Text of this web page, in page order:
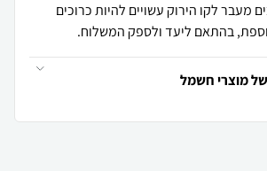
מעבר לקו הירוק עשויים להיות כרוכים
בהתאם ליעד ולספק המשלוח.
של מוצרי חשמל